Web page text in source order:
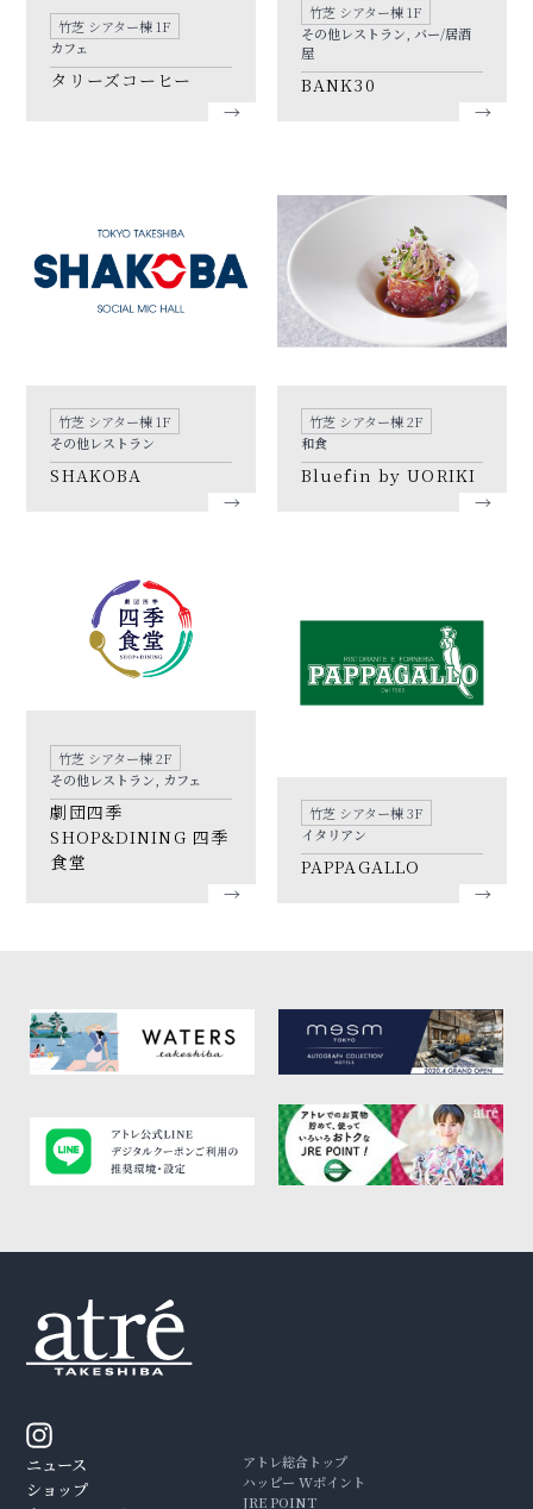
竹芝 シアター棟 1F
カフェ
タリーズコーヒー
竹芝 シアター棟 1F
その他レストラン, バー/居酒
屋
BANK30
竹芝 シアター棟 1F
その他レストラン
SHAKOBA
竹芝 シアター棟 2F
和食
Bluefin by UORIKI
竹芝 シアター棟 2F
その他レストラン, カフェ
劇団四季
SHOP&DINING 四季
食堂
竹芝 シアター棟 3F
イタリアン
PAPPAGALLO
ニュース
ショップ
アトレ総合トップ
ハッピー Wポイント
JRE POINT